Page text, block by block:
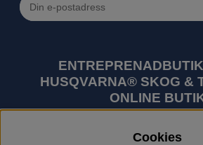
HUSQVARNA® SKOG &
ONLINE
utomhusprodukter som
Cookies